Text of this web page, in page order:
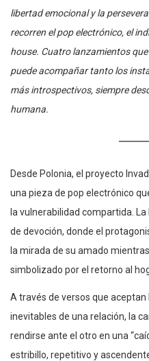
libertad emocional y la
recorren el pop electrónico, el
house. Cuatro lanzamientos
puede acompañar tanto los
más introspectivos, siempre
humana.
Desde Polonia, el proyecto
una pieza de pop electrónico
la vulnerabilidad compartida.
de devoción, donde el
la mirada de su amado
simbolizado por el retorno al
A través de versos que
inevitables de una relación, la
rendirse ante el otro en una
estribillo, repetitivo y